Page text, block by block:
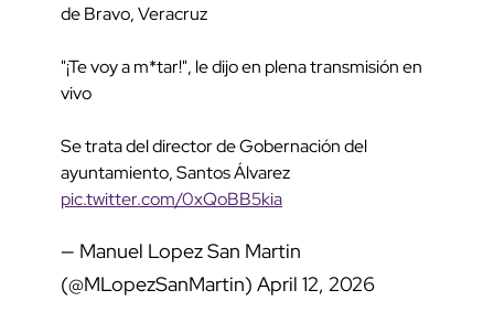
de Bravo, Veracruz
"¡Te voy a m*tar!", le dijo en plena transmisión en
vivo
Se trata del director de Gobernación del
ayuntamiento, Santos Álvarez
pic.twitter.com/0xQoBB5kia
— Manuel Lopez San Martin
(@MLopezSanMartin) April 12, 2026